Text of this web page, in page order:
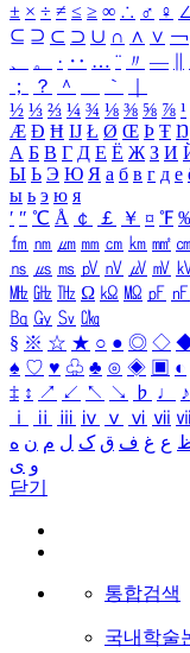
± × ÷ ≠ ≤ ≥ ∞ ∴ ♂ ♀
⊆ ⊇ ⊂ ⊃ ∪ ∩ ∧ ∨ ￢
、
。 · ‥ … ¨ 〃 ―
；
？ ＾ ｀
½ ⅓ ⅔ ¼ ¾ ⅛ ⅜ ⅝ ⅞ ¹
Æ Ð Ħ Ĳ Ł Ø Œ Þ Ŧ Ŋ
А Б В Г Д Е Ё Ж З И
Ы Ь Э Ю Я а б в г д е
ы ь э ю я
′ ″ ℃ Å ￠ ￡ ￥ ¤ ℉
㎙ ㎚ ㎛ ㎜ ㎝ ㎞ ㎟
㎱ ㎲ ㎳ ㎴ ㎵ ㎶ ㎷
㎒ ㎓ ㎔ Ω ㏀ ㏁ ㎊ ㎋
㏃ ㏉ ㏜ ㏆
§ ※ ☆ ★ ○ ● ◎ ◇
♠ ♡ ♥ ♧ ♣ ⊙ ◈ ▣ ◐
‡ ↕ ↗ ↙ ↖ ↘ ♭ ♩ ♪
ⅰ
ⅱ ⅲ ⅳ ⅴ ⅵ ⅶ
ع غ ف ق ک ل م ن ه
و ی
닫기
통합검색
국내학술